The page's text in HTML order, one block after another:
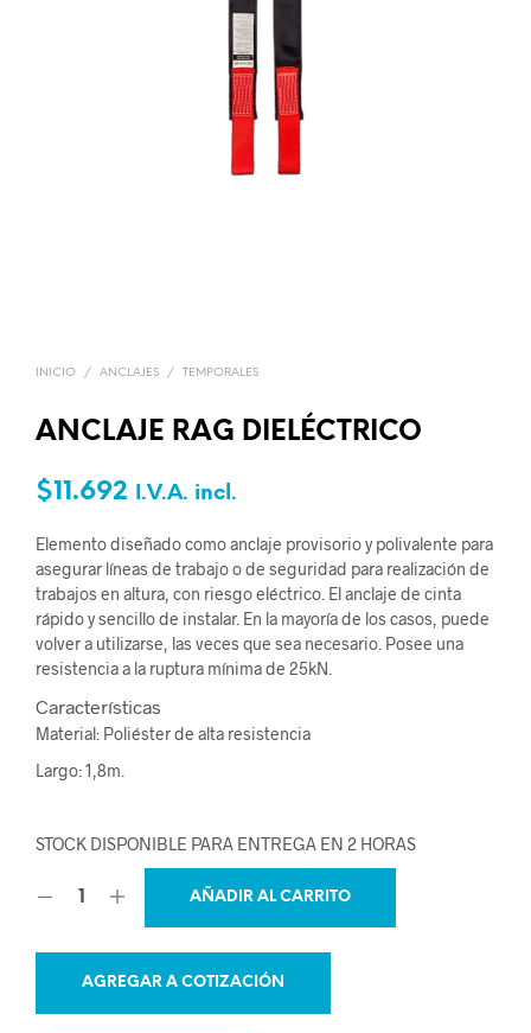
INICIO / ANCLAJES / TEMPORALES
ANCLAJE RAG DIELÉCTRICO
$11.692 I.V.A. incl.
Elemento diseñado como anclaje provisorio y polivalente para
asegurar líneas de trabajo o de seguridad para realización de
trabajos en altura, con riesgo eléctrico. El anclaje de cinta
rápido y sencillo de instalar. En la mayoría de los casos, puede
volver a utilizarse, las veces que sea necesario. Posee una
resistencia a la ruptura mínima de 25kN.
Características
Material: Poliéster de alta resistencia
Largo: 1,8m.
STOCK DISPONIBLE PARA ENTREGA EN 2 HORAS
AÑADIR AL CARRITO
AGREGAR A COTIZACIÓN